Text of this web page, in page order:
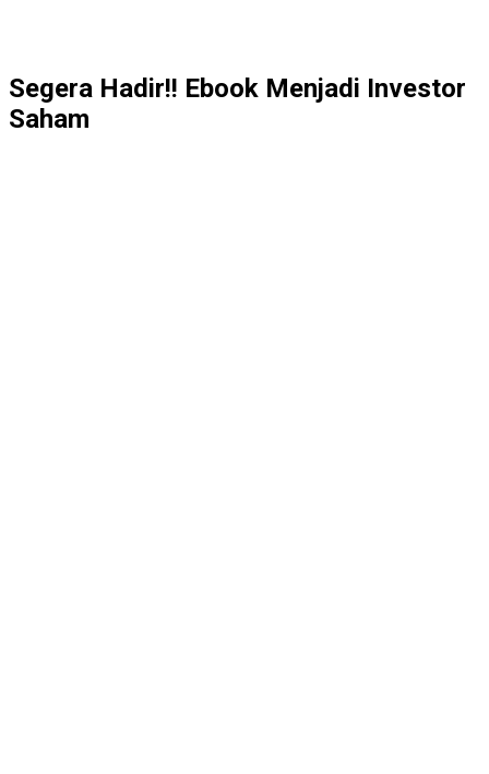
Segera Hadir!! Ebook Menjadi Investor
Saham